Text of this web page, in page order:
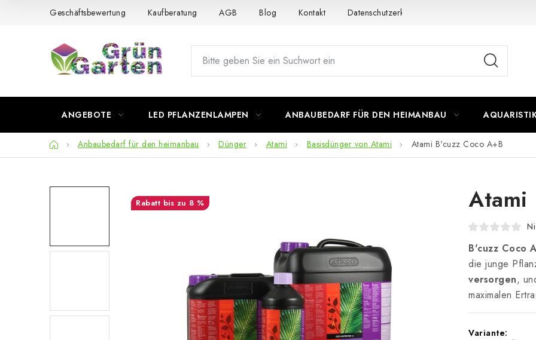
Geschäftsbewertung Kaufberatung AGB Blog Kontakt Datenschutzerklärung
ANGEBOTE LED PFLANZENLAMPEN ANBAUBEDARF FÜR DEN HEIMANBAU
StartseiteAnbaubedarf für den heimanbau Dünger Atami Basisdünger von Atami Atami B'cuzz Coco A+B
Atami
B'cuzz Coco
die junge
versorgen,
maximalen
Variante:
bis zu 8 %